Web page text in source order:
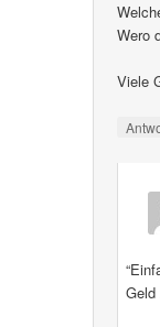
Wero
Viele
Geld